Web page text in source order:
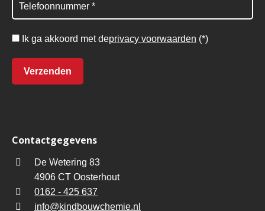
Ik ga akkoord met deprivacy voorwaarden (*)
Contactgegevens
De Wetering 83
4906 CT Oosterhout
0162 - 425 637
info@kindbouwchemie.nl